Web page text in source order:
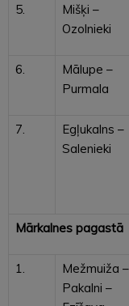
5.
Mišķi –
Ozolnieki
6.
Mālupe –
Purmala
7.
Egļukalns –
Salenieki
Mārkalnes pagastā
1.
Mežmuiža –
Pakalni –